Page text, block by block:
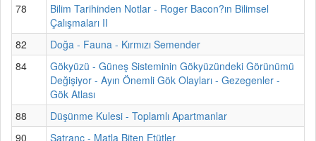
78
Bilim Tarihinden Notlar - Roger Bacon?ın Bilimsel
Çalışmaları II
82
Doğa - Fauna - Kırmızı Semender
84
Gökyüzü - Güneş Sisteminin Gökyüzündeki Görünümü
Değişiyor - Ayın Önemli Gök Olayları - Gezegenler -
Gök Atlası
88
Düşünme Kulesi - Toplamlı Apartmanlar
90
Satranç - Matla Biten Etütler